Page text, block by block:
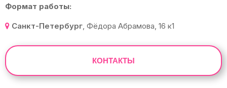
Формат работы:
Санкт-Петербург, Фёдора Абрамова, 16 к1
КОНТАКТЫ